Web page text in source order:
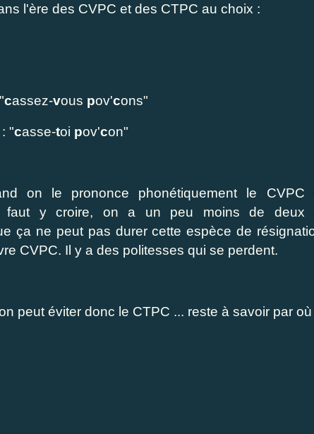
l'ère des CVPC et des CTPC au choix :
cassez-vous pov'cons"
"casse-toi pov'con"
on le prononce phonétiquement le CVPC
faut y croire, on a un peu moins de deux
ça ne peut pas durer cette espèce de
CVPC. Il y a des politesses qui se perdent.
peut éviter donc le CTPC ... reste à savoir par